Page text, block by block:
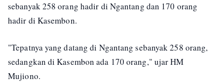
sebanyak 258 orang hadir di Ngantang dan 170 orang
hadir di Kasembon.
"Tepatnya yang datang di Ngantang sebanyak 258 orang,
sedangkan di Kasembon ada 170 orang," ujar HM
Mujiono.